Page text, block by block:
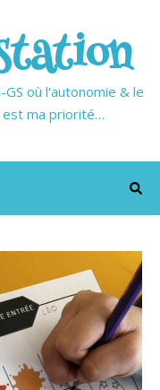
GS où l'autonomie & le
ma priorité…